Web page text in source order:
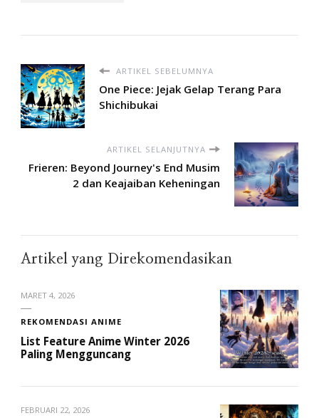
ARTIKEL SEBELUMNYA
One Piece: Jejak Gelap Terang Para
Shichibukai
ARTIKEL SELANJUTNYA
Frieren: Beyond Journey's End Musim
2 dan Keajaiban Keheningan
Artikel yang Direkomendasikan
MARET 4, 2026
REKOMENDASI ANIME
List Feature Anime Winter 2026
Paling Mengguncang
FEBRUARI 22, 2026